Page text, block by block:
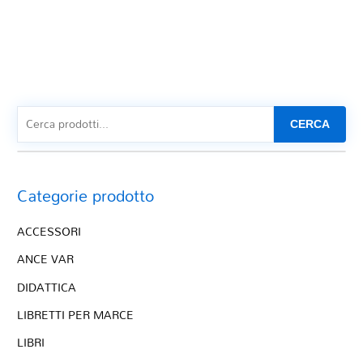
CERCA
Categorie prodotto
ACCESSORI
ANCE VAR
DIDATTICA
LIBRETTI PER MARCE
LIBRI